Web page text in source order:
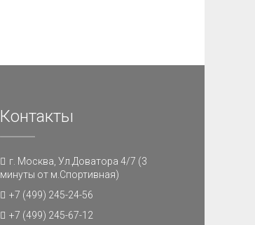
Контакты
г. Москва, Ул.Доватора 4/7 (3
минуты от м.Спортивная)
+7 (499) 245-24-56
+7 (499) 245-67-12